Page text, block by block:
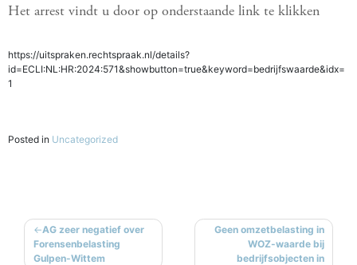
Het arrest vindt u door op onderstaande link te klikken
https://uitspraken.rechtspraak.nl/details?
id=ECLI:NL:HR:2024:571&showbutton=true&keyword=bedrijfswaarde&idx=
1
Posted in Uncategorized
BERICHT
NAVIGATIE
AG zeer negatief over
Forensenbelasting
Gulpen-Wittem
Geen omzetbelasting in
WOZ-waarde bij
bedrijfsobjecten in